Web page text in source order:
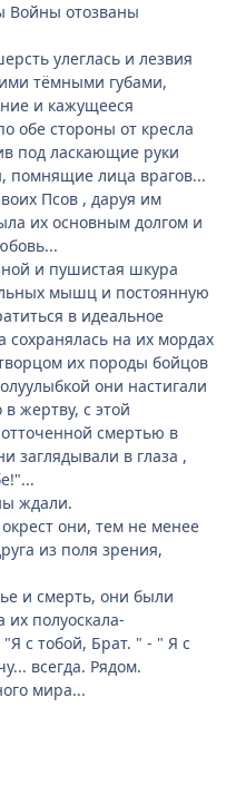
Войны отозваны
улеглась и лезвия
тёмными губами,
и кажущееся
обе стороны от кресла
под ласкающие руки
помнящие лица врагов...
Псов , даруя им
их основным долгом и
и пушистая шкура
мышц и постоянную
в идеальное
сохранялась на их мордах
их породы бойцов
они настигали
жертву, с этой
смертью в
заглядывали в глаза ,
ждали.
они, тем не менее
из поля зрения,
и смерть, они были
полуоскала-
с тобой, Брат. " - " Я с
всегда. Рядом.
мира...